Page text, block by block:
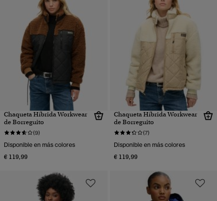
Chaqueta Híbrida Workwear
de Borreguito
(9)
Disponible en más colores
€ 119,99
Chaqueta Híbrida Workwear
de Borreguito
(7)
Disponible en más colores
€ 119,99